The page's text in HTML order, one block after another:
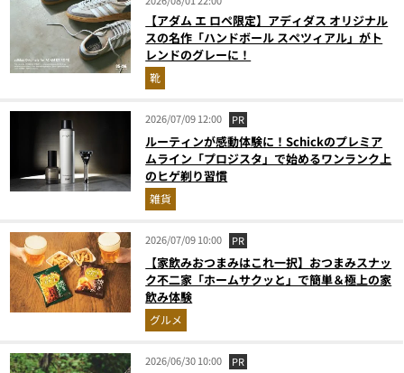
【アダム エ ロペ限定】アディダス オリジナル
スの名作「ハンドボール スペツィアル」がト
レンドのグレーに！
靴
2026/07/09 12:00 PR
ルーティンが感動体験に！Schickのプレミア
ムライン「プロジスタ」で始めるワンランク上
のヒゲ剃り習慣
雑貨
2026/07/09 10:00 PR
【家飲みおつまみはこれ一択】おつまみスナッ
ク不二家「ホームサクッと」で簡単＆極上の家
飲み体験
グルメ
2026/06/30 10:00 PR